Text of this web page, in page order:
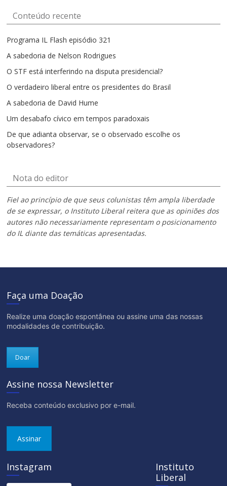
Conteúdo recente
Programa IL Flash episódio 321
A sabedoria de Nelson Rodrigues
O STF está interferindo na disputa presidencial?
O verdadeiro liberal entre os presidentes do Brasil
A sabedoria de David Hume
Um desabafo cívico em tempos paradoxais
De que adianta observar, se o observado escolhe os
observadores?
Nota do editor
Fiel ao princípio de que seus colunistas têm ampla liberdade
de se expressar, o Instituto Liberal reitera que as opiniões dos
autores não necessariamente representam o posicionamento
do IL diante das temáticas apresentadas.
Faça uma Doação
Realize uma doação espontânea ou assine uma das nossas
modalidades de contribuição.
Doar
Assine nossa Newsletter
Receba conteúdo exclusivo por e-mail.
Assinar
Instagram
Instituto
Liberal